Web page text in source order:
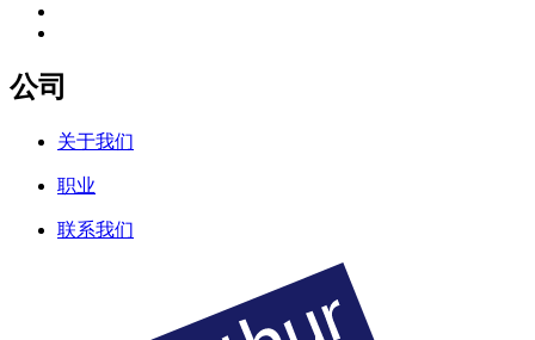
公司
关于我们
职业
联系我们